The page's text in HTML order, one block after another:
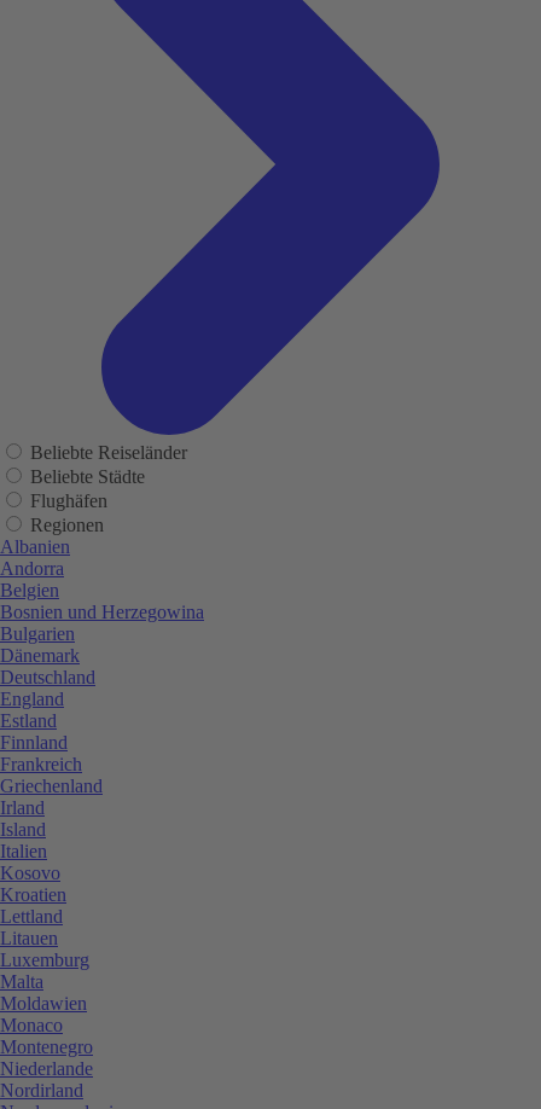
Beliebte Reiseländer
Beliebte Städte
Flughäfen
Regionen
Albanien
Andorra
Belgien
Bosnien und Herzegowina
Bulgarien
Dänemark
Deutschland
England
Estland
Finnland
Frankreich
Griechenland
Irland
Island
Italien
Kosovo
Kroatien
Lettland
Litauen
Luxemburg
Malta
Moldawien
Monaco
Montenegro
Niederlande
Nordirland